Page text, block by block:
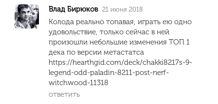
Влад Бирюков 21 июня 2018
Колода реально топавая, играть ею одно
удовольствие, только сейчас в ней
произошли небольшие изменения ТОП 1
дека по версии метастатса
https://hearthgid.com/deck/chakki8217s-9-
legend-odd-paladin-8211-post-nerf-
witchwood-11318
ответить